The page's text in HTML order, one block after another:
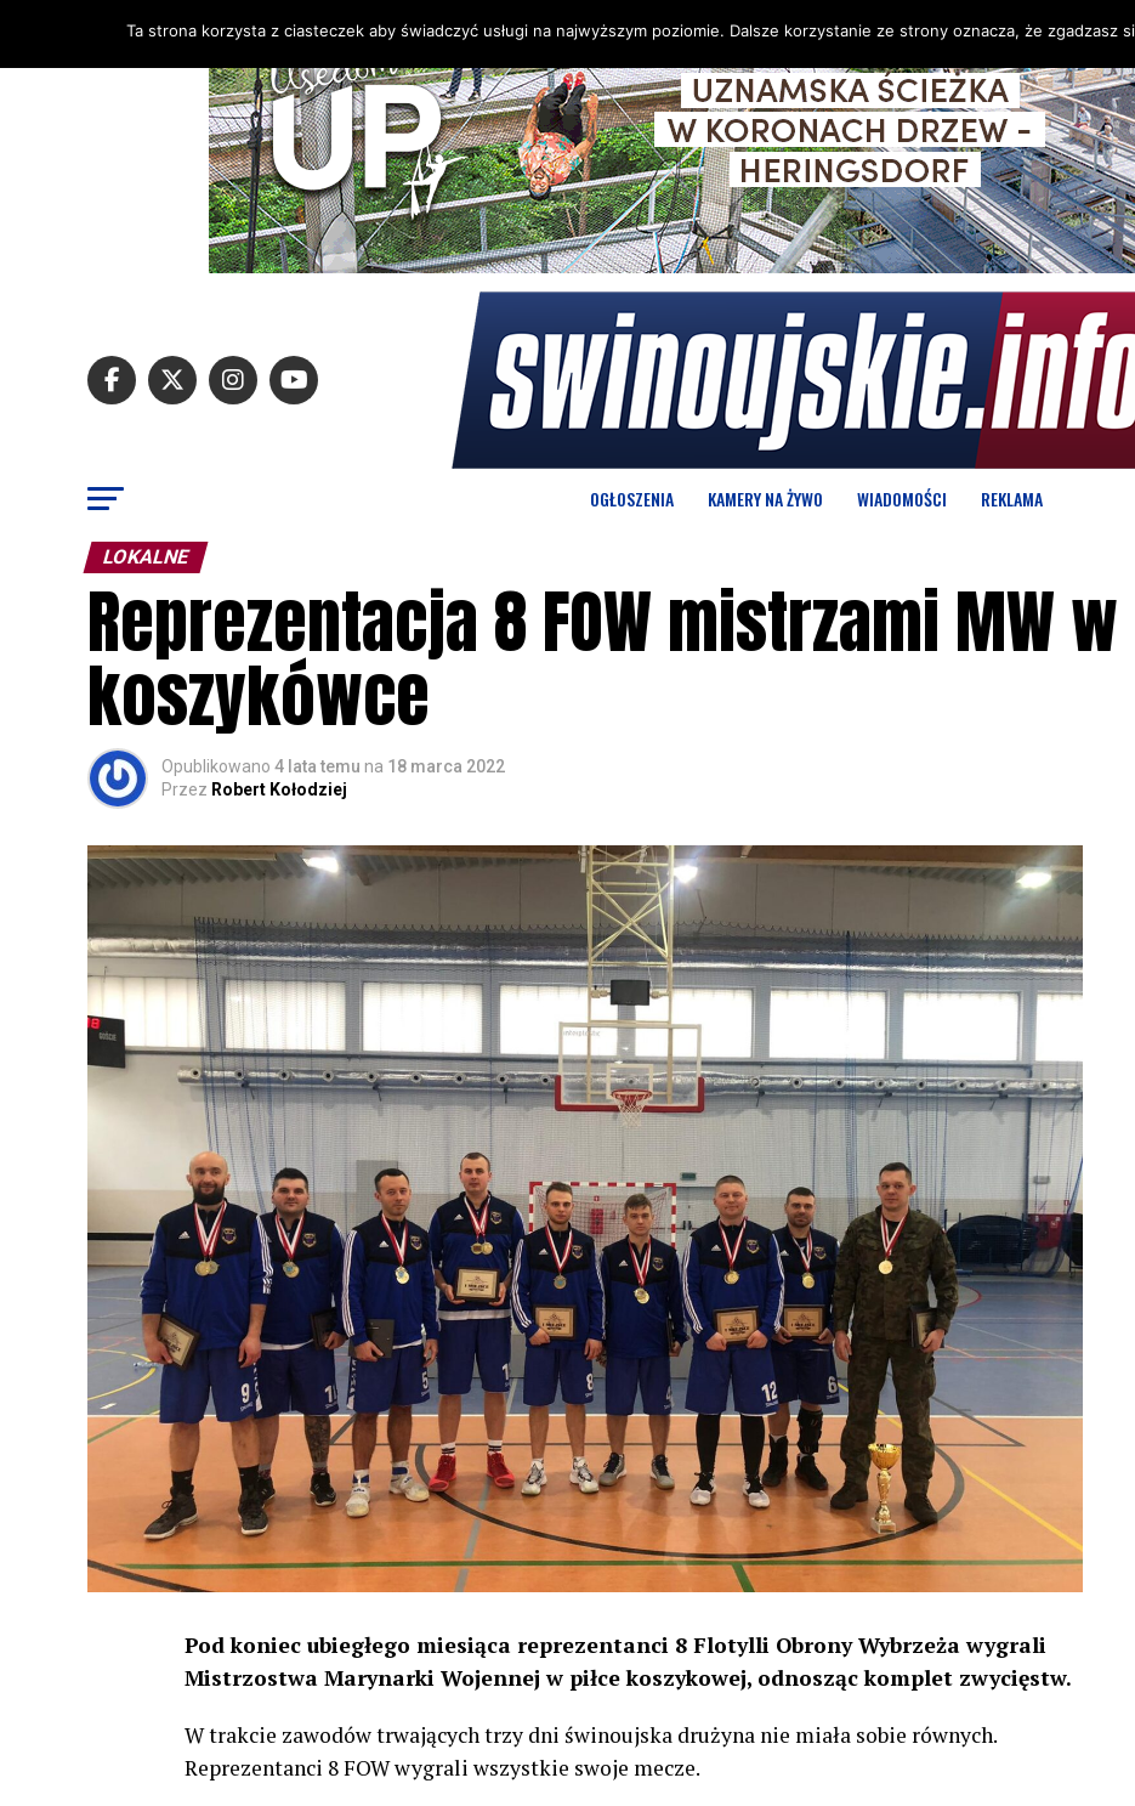
OGŁOSZENIA KAMERY NA ŻYWO WIADOMOŚCI REKLAMA
LOKALNE
Reprezentacja 8 FOW mistrzami MW w
koszykówce
Opublikowano 4 lata temu na 18 marca 2022
Przez Robert Kołodziej
Pod koniec ubiegłego miesiąca reprezentanci 8 Flotylli Obrony Wybrzeża wygrali
Mistrzostwa Marynarki Wojennej w piłce koszykowej, odnosząc komplet zwycięstw.
W trakcie zawodów trwających trzy dni świnoujska drużyna nie miała sobie równych.
Reprezentanci 8 FOW wygrali wszystkie swoje mecze.
Ta strona korzysta z ciasteczek aby świadczyć usługi na najwyższym poziomie. Dalsze korzystanie ze strony oznacza, że zgadzasz